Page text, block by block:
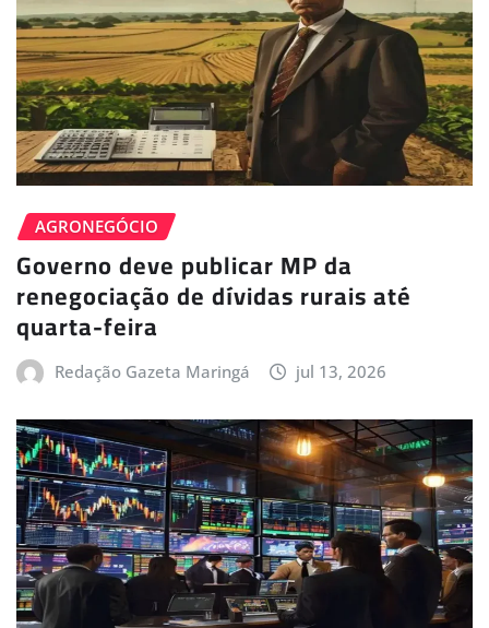
AGRONEGÓCIO
Governo deve publicar MP da
renegociação de dívidas rurais até
quarta-feira
Redação Gazeta Maringá jul 13, 2026